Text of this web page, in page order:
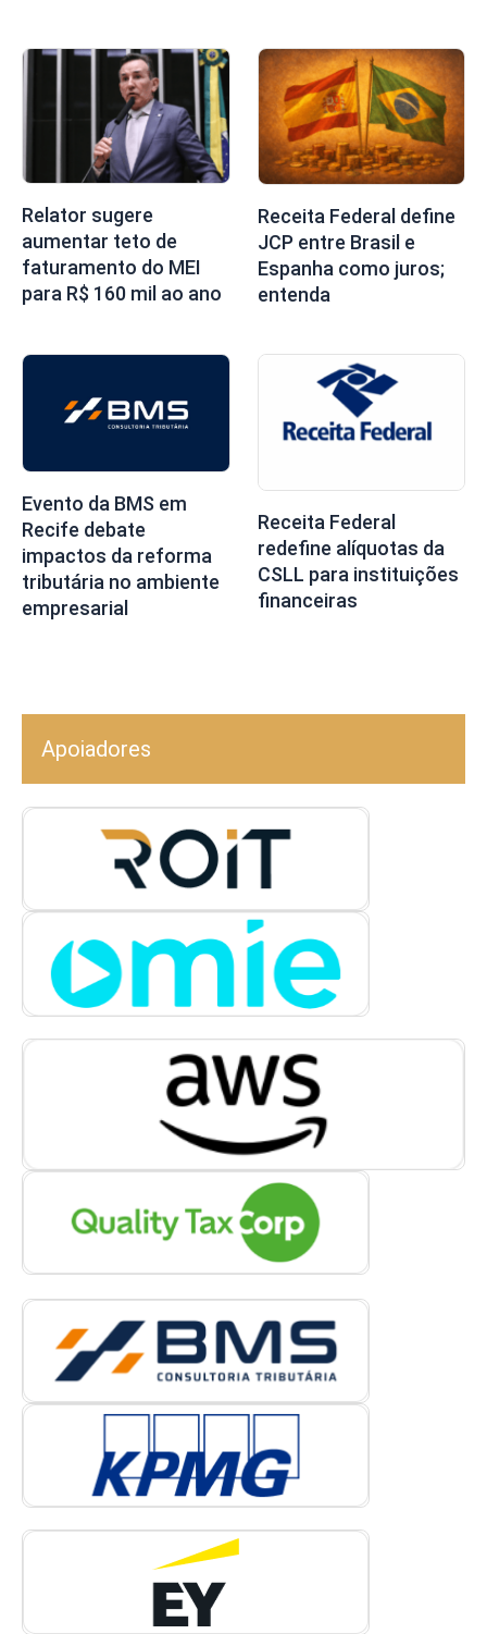
Relator sugere
aumentar teto de
faturamento do MEI
para R$ 160 mil ao ano
Receita Federal define
JCP entre Brasil e
Espanha como juros;
entenda
Evento da BMS em
Recife debate
impactos da reforma
tributária no ambiente
empresarial
Receita Federal
redefine alíquotas da
CSLL para instituições
financeiras
Apoiadores